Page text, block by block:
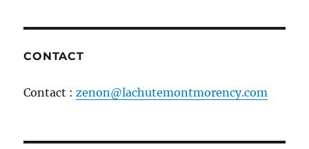
CONTACT
Contact :zenon@lachutemontmorency.com